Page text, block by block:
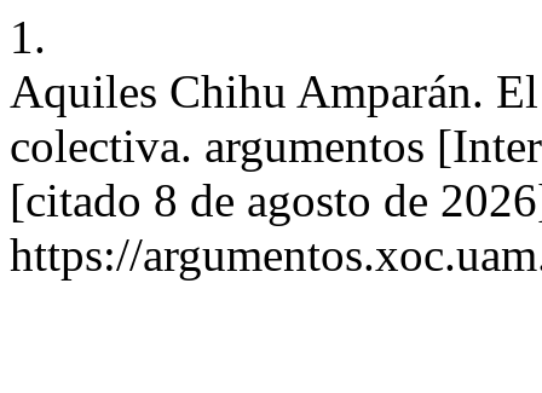
1.
Aquiles Chihu Amparán.
colectiva. argumentos
[citado 8 de agosto de
https://